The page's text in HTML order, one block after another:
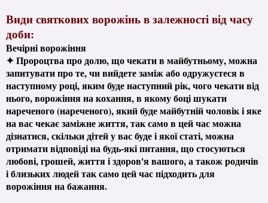
Види святкових ворожінь в залежності від часу
доби:
Вечірні ворожіння
✦ Пророцтва про долю, що чекати в майбутньому, можна
запитувати про те, чи вийдете заміж або одружуєтеся в
наступному році, яким буде наступний рік, чого чекати від
нього, ворожіння на кохання, в якому боці шукати
нареченого (нареченого), який буде майбутній чоловік і яке
на вас чекає заміжне життя, так само в цей час можна
дізнатися, скільки дітей у вас буде і якої статі, можна
отримати відповіді на будь-які питання, що стосуються
любові, грошей, життя і здоров'я вашого, а також родичів
і близьких людей так само цей час підходить для
ворожіння на бажання.